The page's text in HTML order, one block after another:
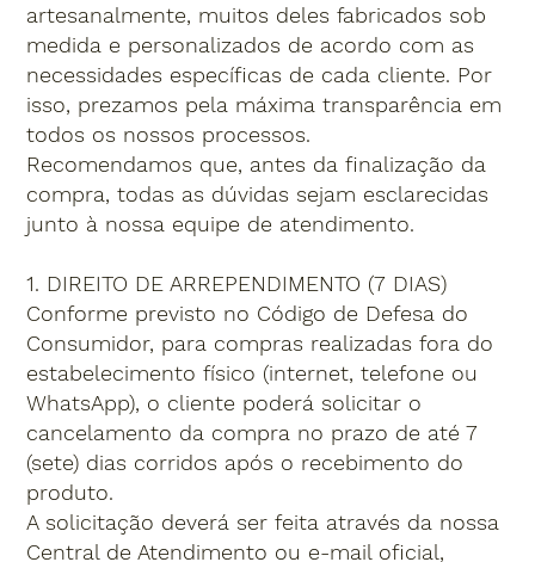
artesanalmente, muitos deles fabricados sob
medida e personalizados de acordo com as
necessidades específicas de cada cliente. Por
isso, prezamos pela máxima transparência em
todos os nossos processos.
Recomendamos que, antes da finalização da
compra, todas as dúvidas sejam esclarecidas
junto à nossa equipe de atendimento.
1. DIREITO DE ARREPENDIMENTO (7 DIAS)
Conforme previsto no Código de Defesa do
Consumidor, para compras realizadas fora do
estabelecimento físico (internet, telefone ou
WhatsApp), o cliente poderá solicitar o
cancelamento da compra no prazo de até 7
(sete) dias corridos após o recebimento do
produto.
A solicitação deverá ser feita através da nossa
Central de Atendimento ou e-mail oficial,